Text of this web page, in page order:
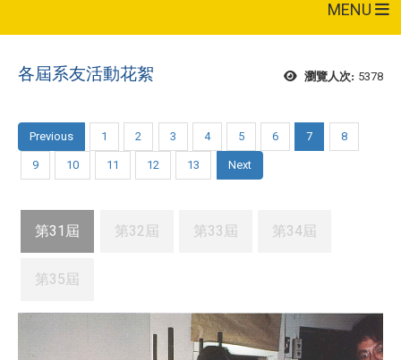
MENU
瀏覽人次: 5378
各屆系友活動花絮
Previous 1 2 3 4 5 6 7 8
9 10 11 12 13 Next
第31屆 第32屆 第33屆 第34屆
第35屆